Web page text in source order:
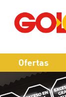
Ofertas